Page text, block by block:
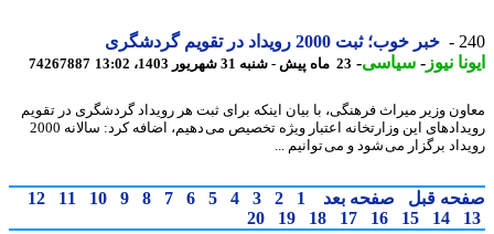
خبر خوب؛ ثبت 2000 رویداد در تقویم گردشگری
نیوز-سیاسی-23 ماه پیش - شنبه 31 شهریور 1403، 13:02 74267887
وزیر میراث فرهنگی، با بیان اینکه برای ثبت هر رویداد گردشگری در تقویم
رویدادهای این وزارتخانه اعتبار ویژه تخصیص می دهیم، اضافه کرد: سالانه 2000
برگزار می شود و می توانیم ...
قبل صفحه بعد 1
2
3
4
5
6
7
8
9
10
11
12
14
15
16
17
18
19
20